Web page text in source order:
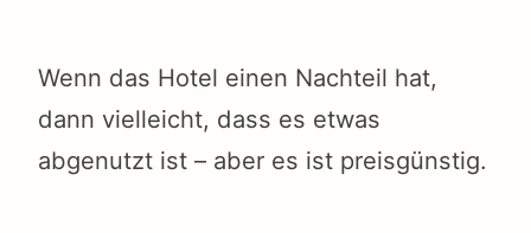
Wenn das Hotel einen Nachteil hat,
dann vielleicht, dass es etwas
abgenutzt ist – aber es ist preisgünstig.